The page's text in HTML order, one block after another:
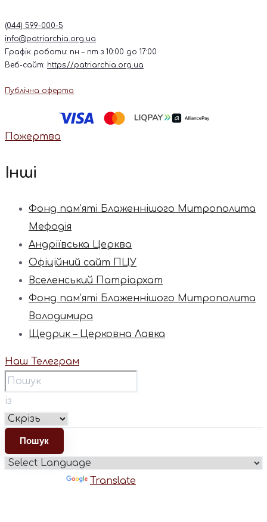
(044) 599-000-5
info@patriarchia.org.ua
Графік роботи: пн – пт з 10:00 до 17:00
Веб-сайт: https://patriarchia.org.ua
Публічна оферта
Пожертва
Інші
Фонд пам’яті Блаженнішого Митрополита
Мефодія
Андріївська Церква
Офіційний сайт ПЦУ
Вселенський Патріархат
Фонд пам’яті Блаженнішого Митрополита
Володимира
Щедрик – Церковна Лавка
Наш Телеграм
із
Translate